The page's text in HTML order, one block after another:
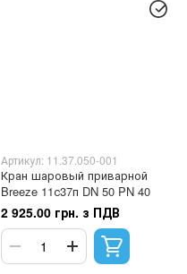
Артикул: 11.37.050-001
Кран шаровый приварной
Breeze 11с37п DN 50 PN 40
2 925.00 грн. з ПДВ